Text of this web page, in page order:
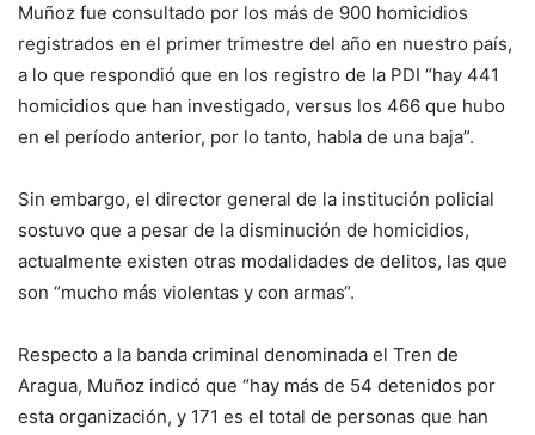
Muñoz fue consultado por los más de 900 homicidios
registrados en el primer trimestre del año en nuestro país,
a lo que respondió que en los registro de la PDI “hay 441
homicidios que han investigado, versus los 466 que hubo
en el período anterior, por lo tanto, habla de una baja”.
Sin embargo, el director general de la institución policial
sostuvo que a pesar de la disminución de homicidios,
actualmente existen otras modalidades de delitos, las que
son “mucho más violentas y con armas“.
Respecto a la banda criminal denominada el Tren de
Aragua, Muñoz indicó que “hay más de 54 detenidos por
esta organización, y 171 es el total de personas que han